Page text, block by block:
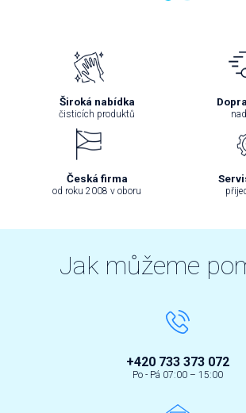
Široká nabídka
čisticích produktů
Česká firma
od roku 2008 v oboru
Jak můžeme
+420 733 373 072
Po - Pá 07:00 – 15:00